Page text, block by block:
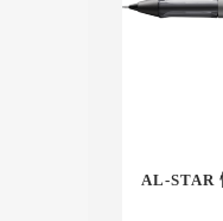
AL-STAR